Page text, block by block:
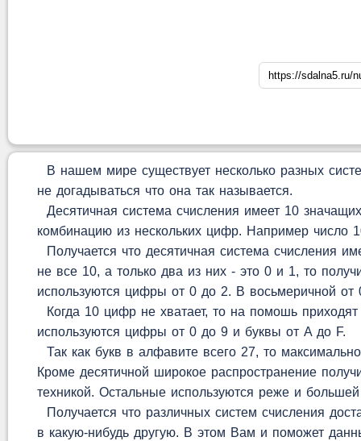
В нашем мире существует несколько разных
не догадываться что она так называется.
Десятичная система счисления имеет 10
комбинацию из нескольких цифр. Например
Получается что десятичная система счисления
не все 10, а только два из них - это 0 и 1, то
используются цифры от 0 до 2. В восьмеричной от
Когда 10 цифр не хватает, то на помошь
используются цифры от 0 до 9 и буквы от A до F.
Так как букв в алфавите всего 27, то
Кроме десятичной широкое распространение
техникой. Остальные используются реже и
Получается что различных систем счисления
в какую-нибудь другую. В этом Вам и поможет